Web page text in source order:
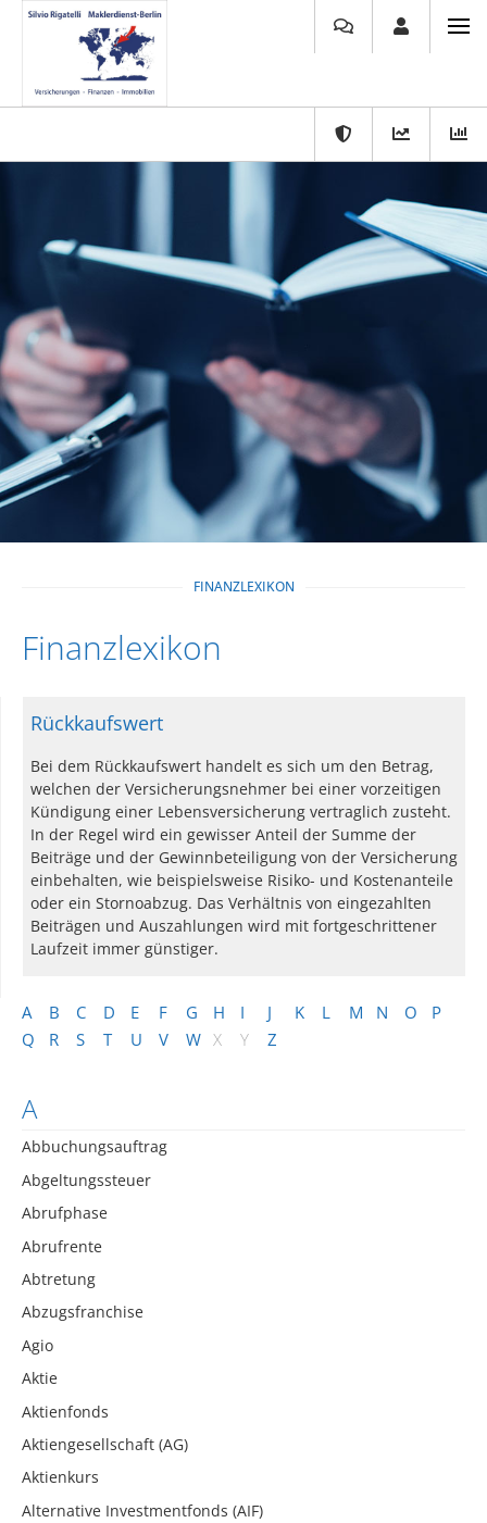
FINANZLEXIKON
Finanzlexikon
A B C D E F G H I J K L M N O
P
Q
R S T U V W X Y Z
A
Abbuchungsauftrag
Abgeltungssteuer
Abrufphase
Abrufrente
Abtretung
Abzugsfranchise
Agio
Aktie
Aktienfonds
Aktiengesellschaft (AG)
Aktienkurs
Alternative Investmentfonds (AIF)
Rückkaufswert
Bei dem Rückkaufswert handelt es sich um den Betrag,
welchen der Versicherungsnehmer bei einer vorzeitigen
Kündigung einer Lebensversicherung vertraglich zusteht.
In der Regel wird ein gewisser Anteil der Summe der
Beiträge und der Gewinnbeteiligung von der Versicherung
einbehalten, wie beispielsweise Risiko- und Kostenanteile
oder ein Stornoabzug. Das Verhältnis von eingezahlten
Beiträgen und Auszahlungen wird mit fortgeschrittener
Laufzeit immer günstiger.